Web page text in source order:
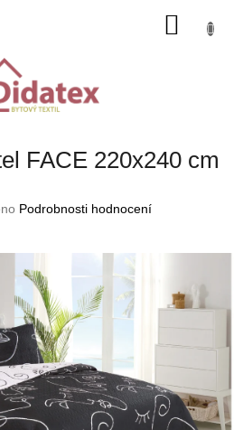
FACE 220x240 cm
Podrobnosti hodnocení